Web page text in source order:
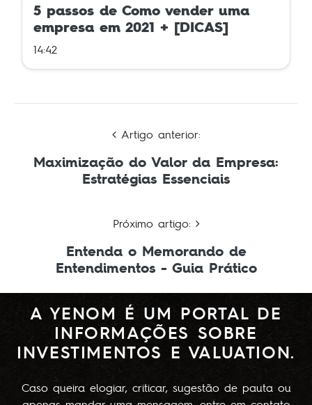
5 passos de Como vender uma
empresa em 2021 + [DICAS]
14:42
Artigo anterior:
Maximização do Valor da Empresa:
Estratégias Essenciais
Próximo artigo:
Entenda o Memorando de
Entendimentos - Guia Prático
A YENOM É UM PORTAL DE
INFORMAÇÕES SOBRE
INVESTIMENTOS E VALUATION.
Caso queira elogiar, criticar, sugestão de pauta ou